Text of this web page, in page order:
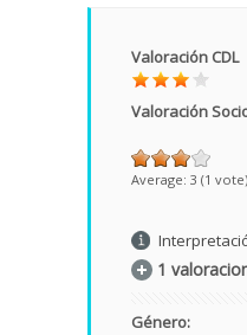
Valoración CDL
Valoración
Average: 3 (1 vote)
1
Género: